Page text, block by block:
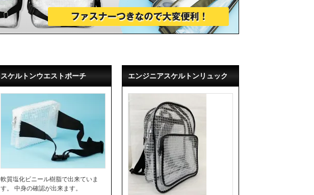
スケルトンウエストポーチ
軟質塩化ビニール樹脂で出来ていま
す。 中身の確認が出来ます。
エンジニアスケルトンリュック